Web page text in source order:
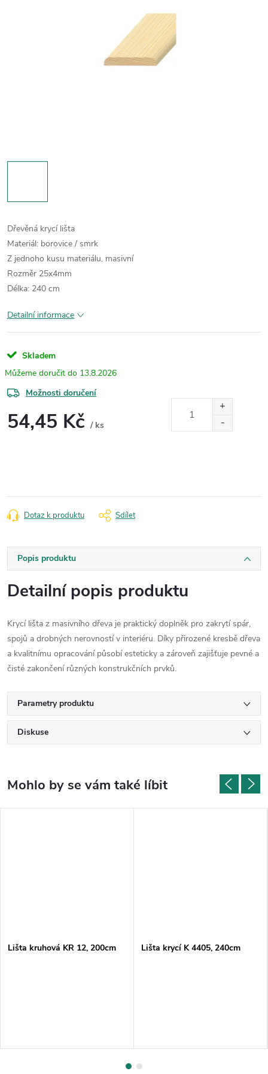
Dřevěná krycí lišta
Materiál: borovice / smrk
Z jednoho kusu materiálu, masivní
Rozměr 25x4mm
Délka: 240 cm
Detailní informace
Skladem
13.8.2026
Možnosti doručení
54,45 Kč / ks
Dotaz k produktu Sdílet
Popis produktu
Detailní popis produktu
Krycí lišta z masivního dřeva je praktický doplněk pro zakrytí spár,
spojů a drobných nerovností v interiéru. Díky přirozené kresbě dřeva
a kvalitnímu opracování působí esteticky a zároveň zajišťuje pevné a
čisté zakončení různých konstrukčních prvků.
Parametry produktu
Diskuse
Lišta kruhová KR 12, 200cm Lišta krycí K 4405, 240cm